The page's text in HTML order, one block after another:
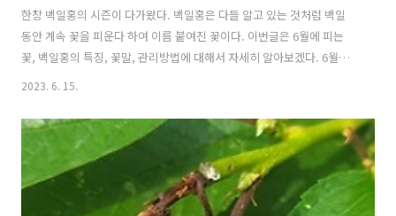
한창 백일홍의 시즌이 다가왔다. 백일홍은 다들 알고 있는 것처럼 백일
동안 계속 꽃을 피운다 하여 이름 붙여진 꽃이다. 이번글은 6월에 피는
꽃, 백일홍의 특징, 꽃말, 관리방법에 대해서 자세히 알아보겠다. 6월에
피는 꽃, 백일홍의 특징, 꽃말, 관리 방법 1. 6월에 피는 꽃 백일홍의 특징
색상으로 6~10월까지 꽃이 핀다. 국화과의 한해살이 식물로 꽃잎은 부드
럽고 여러 겹으로 풍성한 모습을 가지고 있으며, 긴 꽃줄기 끝에 1개씩 꽃
이 달려있고 그에 비해 잎은 거칠게 털이 나있다. 그리고 꽃의 크기는 다
양한데, 작은 미니 백일홍부터 큰 종류까지 다양한 크기가 있다. 백일홍
은 봄부터 가을까지 꽃을 피우며, 잎 위로 꽃대가 올라서 ..
2023. 6. 15.